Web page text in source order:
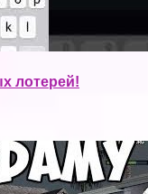
лотерей!